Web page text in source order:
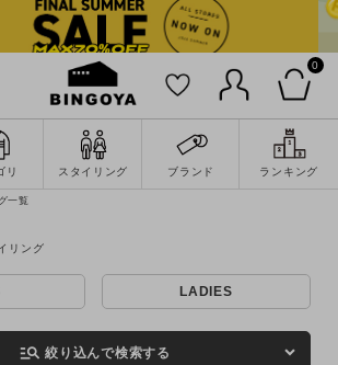
0
リ スタイリング ブランド ランキング
詳細検索
一覧
LADIES
manage_search 絞り込んで検索する